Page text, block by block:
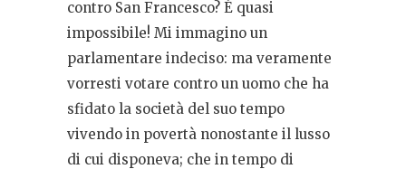
contro San Francesco? È quasi
impossibile! Mi immagino un
parlamentare indeciso: ma veramente
vorresti votare contro un uomo che ha
sfidato la società del suo tempo
vivendo in povertà nonostante il lusso
di cui disponeva; che in tempo di